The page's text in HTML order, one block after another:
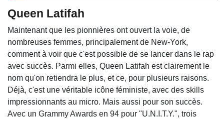
Queen Latifah
Maintenant que les pionnières ont ouvert la voie, de
nombreuses femmes, principalement de New-York,
comment à voir que c'est possible de se lancer dans le rap
avec succès. Parmi elles, Queen Latifah est clairement le
nom qu'on retiendra le plus, et ce, pour plusieurs raisons.
Déjà, c'est une véritable icône féministe, avec des skills
impressionnants au micro. Mais aussi pour son succès.
Avec un Grammy Awards en 94 pour "U.N.I.T.Y.", trois